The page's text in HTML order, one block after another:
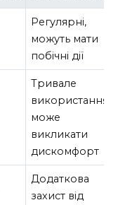
Регулярні,
можуть мати
побічні дії
Тривале
використання,
може
викликати
дискомфорт
Додаткова
захист від